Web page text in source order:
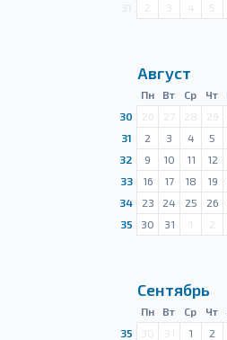
2 3 4 5
Август
Пн Вт Ср Чт
30
26 27 28 29
31
2 3 4 5
32
9 10 11 12
33
16 17 18 19
34
23 24 25 26
35
30 31 1 2
Сентябрь
Пн Вт Ср Чт
35
30 31 1 2